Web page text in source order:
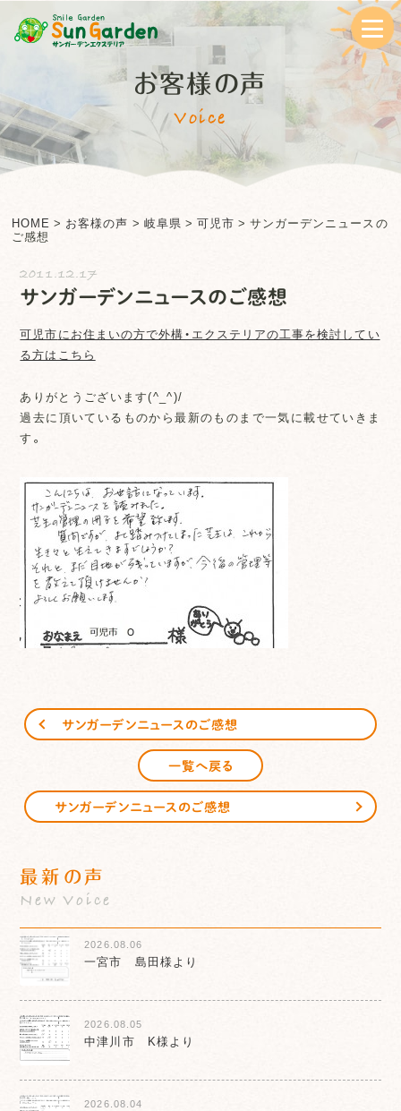
お客様の声
Voice
HOME > お客様の声 > 岐阜県 > 可児市 >サンガーデンニュースの
ご感想
2011.12.17
サンガーデンニュースのご感想
可児市にお住まいの方で外構・エクステリアの工事を検討してい
る方はこちら
ありがとうございます(^_^)/
過去に頂いているものから最新のものまで一気に載せていきま
す。
サンガーデンニュースのご感想
一覧へ戻る
サンガーデンニュースのご感想
最新の声
New Voice
2026.08.06
一宮市 島田様より
2026.08.05
中津川市 K様より
2026.08.04